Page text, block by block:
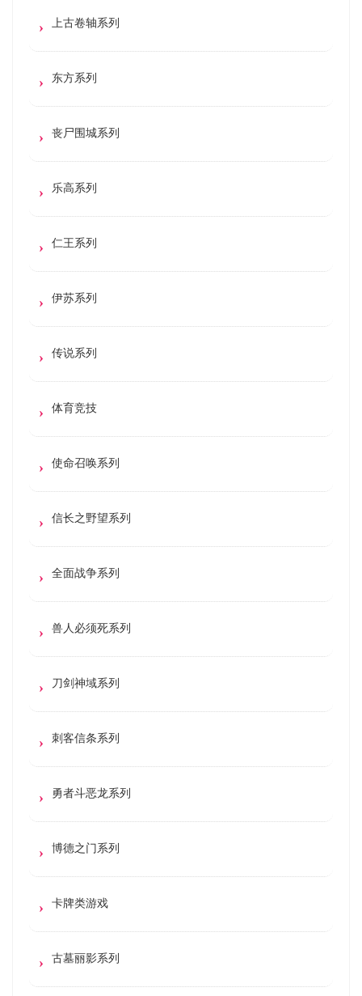
上古卷轴系列
东方系列
丧尸围城系列
乐高系列
仁王系列
伊苏系列
传说系列
体育竞技
使命召唤系列
信长之野望系列
全面战争系列
兽人必须死系列
刀剑神域系列
刺客信条系列
勇者斗恶龙系列
博德之门系列
卡牌类游戏
古墓丽影系列